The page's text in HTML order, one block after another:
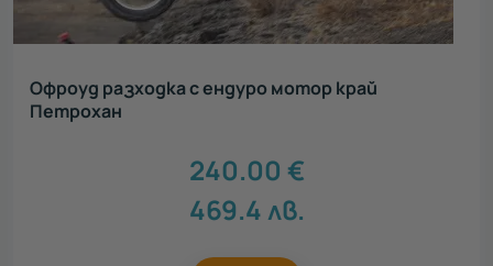
Офроуд разходка с ендуро мотор край
Петрохан
240.00 €
469.4лв.